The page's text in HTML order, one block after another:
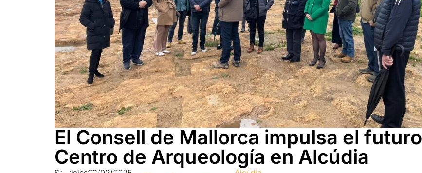
El Consell de Mallorca impulsa el futuro
Centro de Arqueología en Alcúdia